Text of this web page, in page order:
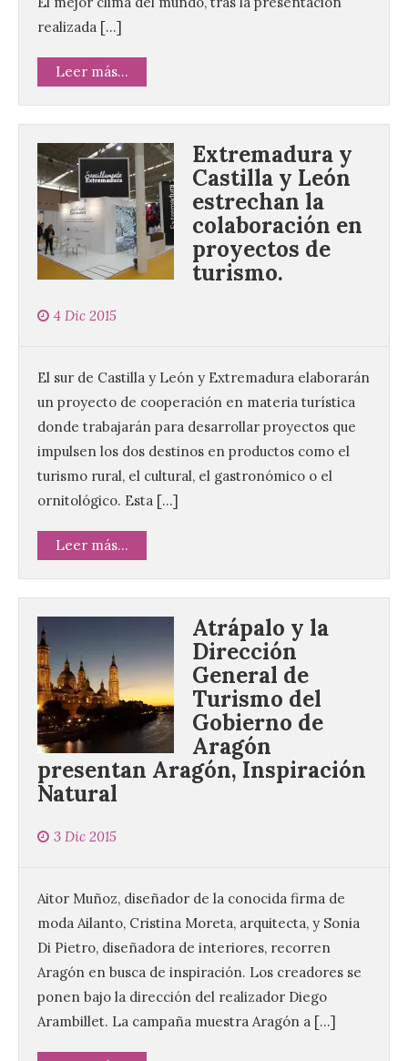
realizada […]
Leer más...
Extremadura y
Castilla y León
estrechan la
colaboración en
proyectos de
turismo.
4 Dic 2015
El sur de Castilla y León y Extremadura elaborarán
un proyecto de cooperación en materia turística
donde trabajarán para desarrollar proyectos que
impulsen los dos destinos en productos como el
turismo rural, el cultural, el gastronómico o el
ornitológico. Esta […]
Leer más...
Atrápalo y la
Dirección
General de
Turismo del
Gobierno de
Aragón
presentan Aragón, Inspiración
Natural
3 Dic 2015
Aitor Muñoz, diseñador de la conocida firma de
moda Ailanto, Cristina Moreta, arquitecta, y Sonia
Di Pietro, diseñadora de interiores, recorren
Aragón en busca de inspiración. Los creadores se
ponen bajo la dirección del realizador Diego
Arambillet. La campaña muestra Aragón a […]
La UPSA impulsa la
creación musical con el I
Concurso Internacional de
8 Ago 2026
Este certamen,
promovido por el Instituto
Universitario de Música
Sacra de la Universidad
(UPSA), premiará composiciones
premio de 3.000 euros. Las candidaturas